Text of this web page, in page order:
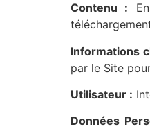
Contenu :
Informations
par le Site
Utilisateur :
Données